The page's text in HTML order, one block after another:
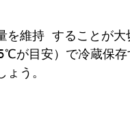
を維持 することが
が目安）で冷蔵保
う。